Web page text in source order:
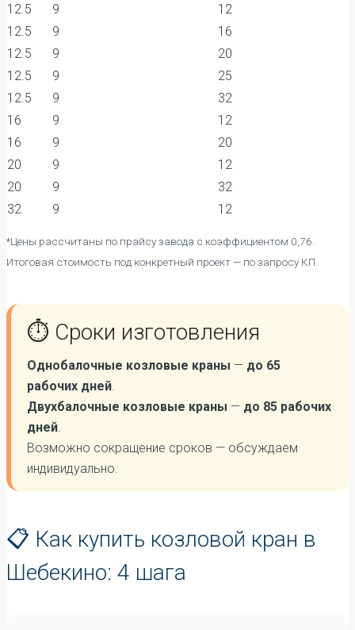
12.5
9
12
12.5
9
16
12.5
9
20
12.5
9
25
12.5
9
32
16
9
12
16
9
20
20
9
12
20
9
32
32
9 12
*Цены рассчитаны по прайсу завода с коэффициентом 0,76.
Итоговая стоимость под конкретный проект — по запросу КП.
⏱️ Сроки изготовления
Однобалочные козловые краны — до 65
рабочих дней.
Двухбалочные козловые краны — до 85 рабочих
дней.
Возможно сокращение сроков — обсуждаем
индивидуально.
📋 Как купить козловой кран в
Шебекино: 4 шага